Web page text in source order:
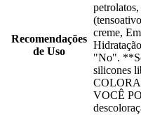
Recomendações
de Uso
creme,
"No".
silicones
VOCÊ